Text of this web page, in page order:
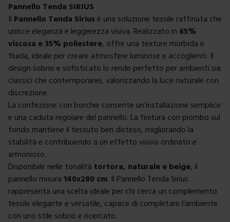
Pannello Tenda SIRIUS
Il Pannello Tenda Siriusè una soluzione tessile raffinata che
unisce eleganza e leggerezza visiva. Realizzato in 65%
viscosa e 35% poliestere, offre una texture morbida e
fluida, ideale per creare atmosfere luminose e accoglienti. Il
design sobrio e sofisticato lo rende perfetto per ambienti sia
classici che contemporanei, valorizzando la luce naturale con
discrezione.
La confezione con borchie consente un’installazione semplice
e una caduta regolare del pannello. La finitura con piombo sul
fondo mantiene il tessuto ben disteso, migliorando la
stabilità e contribuendo a un effetto visivo ordinato e
armonioso.
Disponibile nelle tonalità tortora, naturale e beige, il
pannello misura 140x280 cm. Il Pannello Tenda Sirius
rappresenta una scelta ideale per chi cerca un complemento
tessile elegante e versatile, capace di completare l’ambiente
con uno stile sobrio e ricercato.